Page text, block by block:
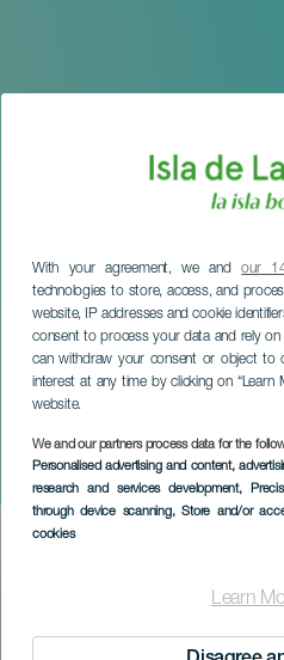
With your agreement, we andour
technologies to store, access, and
website, IP addresses and cookie
consent to process your data and rely on
can withdraw your consent or object to
interest at any time by clicking on “Learn
website.
We and our partners process data for the
Personalised advertising and content,
research and services development,
through device scanning, Store and/or
cookies
Learn
Den stora
LA PALMA
Imagen